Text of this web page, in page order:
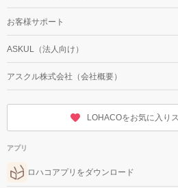
お客様サポート
ASKUL（法人向け）
アスクル株式会社（会社概要）
LOHACOをお気に入り
アプリ
ロハコアプリをダウンロード